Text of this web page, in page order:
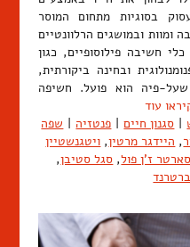
בסוגיות מתחום המוסר
ומוות ובמושגים הרלוונטיים
חשיבה פילוסופיים, כגון
ובחינה ביקורתית,
פיה הוא פועל. חשיפה
עוד
סגנון חיים פנטזיה
שפה
, היידגר מרטין, ויטגנשטיין
סארטר ז'ן פול, סגל סטיבן,